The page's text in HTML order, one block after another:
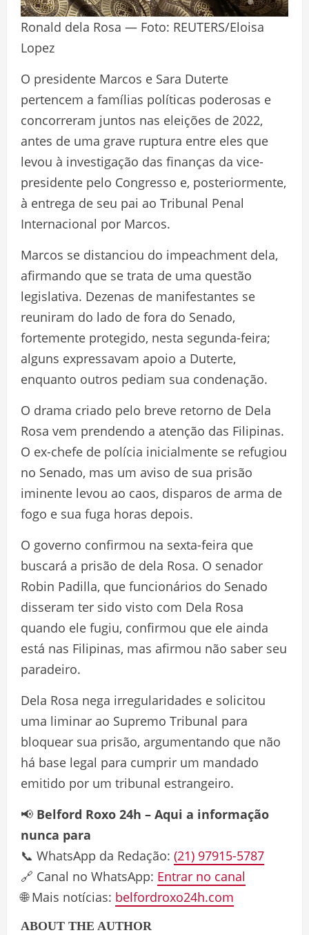
Ronald dela Rosa — Foto: REUTERS/Eloisa
Lopez
O presidente Marcos e Sara Duterte
pertencem a famílias políticas poderosas e
concorreram juntos nas eleições de 2022,
antes de uma grave ruptura entre eles que
levou à investigação das finanças da vice-
presidente pelo Congresso e, posteriormente,
à entrega de seu pai ao Tribunal Penal
Internacional por Marcos.
Marcos se distanciou do impeachment dela,
afirmando que se trata de uma questão
legislativa. Dezenas de manifestantes se
reuniram do lado de fora do Senado,
fortemente protegido, nesta segunda-feira;
alguns expressavam apoio a Duterte,
enquanto outros pediam sua condenação.
O drama criado pelo breve retorno de Dela
Rosa vem prendendo a atenção das Filipinas.
O ex-chefe de polícia inicialmente se refugiou
no Senado, mas um aviso de sua prisão
iminente levou ao caos, disparos de arma de
fogo e sua fuga horas depois.
O governo confirmou na sexta-feira que
buscará a prisão de dela Rosa. O senador
Robin Padilla, que funcionários do Senado
disseram ter sido visto com Dela Rosa
quando ele fugiu, confirmou que ele ainda
está nas Filipinas, mas afirmou não saber seu
paradeiro.
Dela Rosa nega irregularidades e solicitou
uma liminar ao Supremo Tribunal para
bloquear sua prisão, argumentando que não
há base legal para cumprir um mandado
emitido por um tribunal estrangeiro.
📢 Belford Roxo 24h – Aqui a informação
nunca para
📞 WhatsApp da Redação: (21) 97915-5787
🔗 Canal no WhatsApp: Entrar no canal
🌐 Mais notícias: belfordroxo24h.com
ABOUT THE AUTHOR